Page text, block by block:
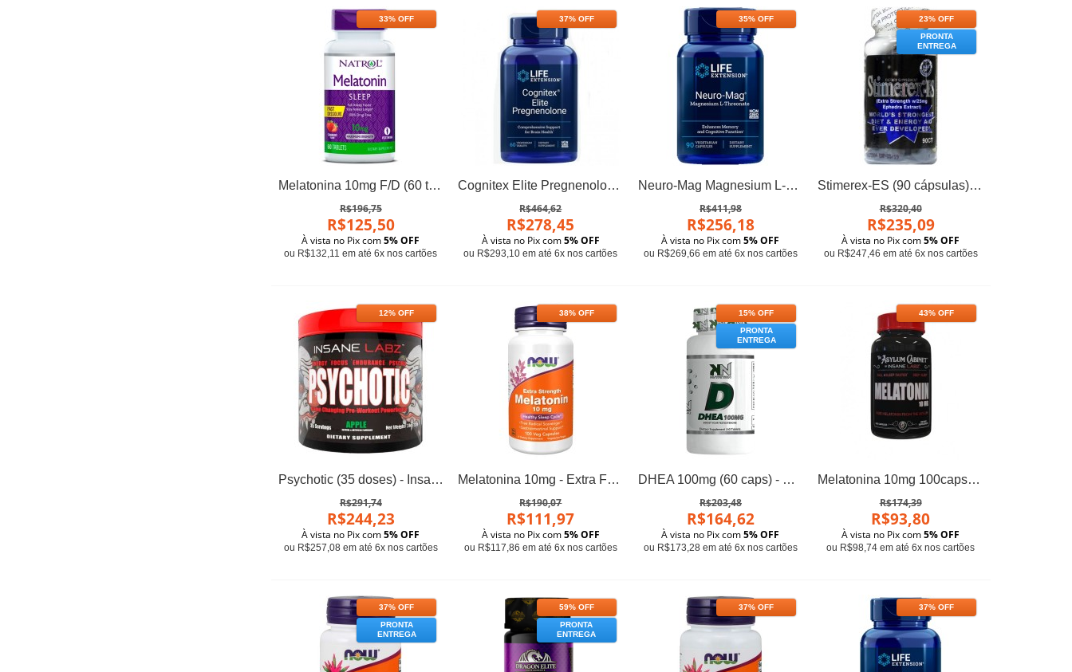
33% OFF
Melatonina 10mg F/D (60 tabletes) - Natrol
R$196,75
R$125,50
À vista no Pix com5% OFF
ou R$132,11 em até 6x nos cartões
37% OFF
Cognitex Elite Pregnenolone (60 tabletes) - Life Extension
R$464,62
R$278,45
À vista no Pix com5% OFF
ou R$293,10 em até 6x nos cartões
35% OFF
Neuro-Mag Magnesium L-Threonate (90 cápsulas) - Life Extension
R$411,98
R$256,18
À vista no Pix com5% OFF
ou R$269,66 em até 6x nos cartões
23% OFF
PRONTA
ENTREGA
Stimerex-ES (90 cápsulas) - Hi-Tech Pharma
R$320,40
R$235,09
À vista no Pix com5% OFF
ou R$247,46 em até 6x nos cartões
12% OFF
Psychotic (35 doses) - Insane Labz
R$291,74
R$244,23
À vista no Pix com5% OFF
ou R$257,08 em até 6x nos cartões
38% OFF
Melatonina 10mg - Extra Forte - Now Foods
R$190,07
R$111,97
À vista no Pix com5% OFF
ou R$117,86 em até 6x nos cartões
15% OFF
PRONTA
ENTREGA
DHEA 100mg (60 caps) - KN Nutrition
R$203,48
R$164,62
À vista no Pix com5% OFF
ou R$173,28 em até 6x nos cartões
43% OFF
Melatonina 10mg 100caps Insane Labz
R$174,39
R$93,80
À vista no Pix com5% OFF
ou R$98,74 em até 6x nos cartões
37% OFF
PRONTA
ENTREGA
59% OFF
PRONTA
ENTREGA
37% OFF 37% OFF